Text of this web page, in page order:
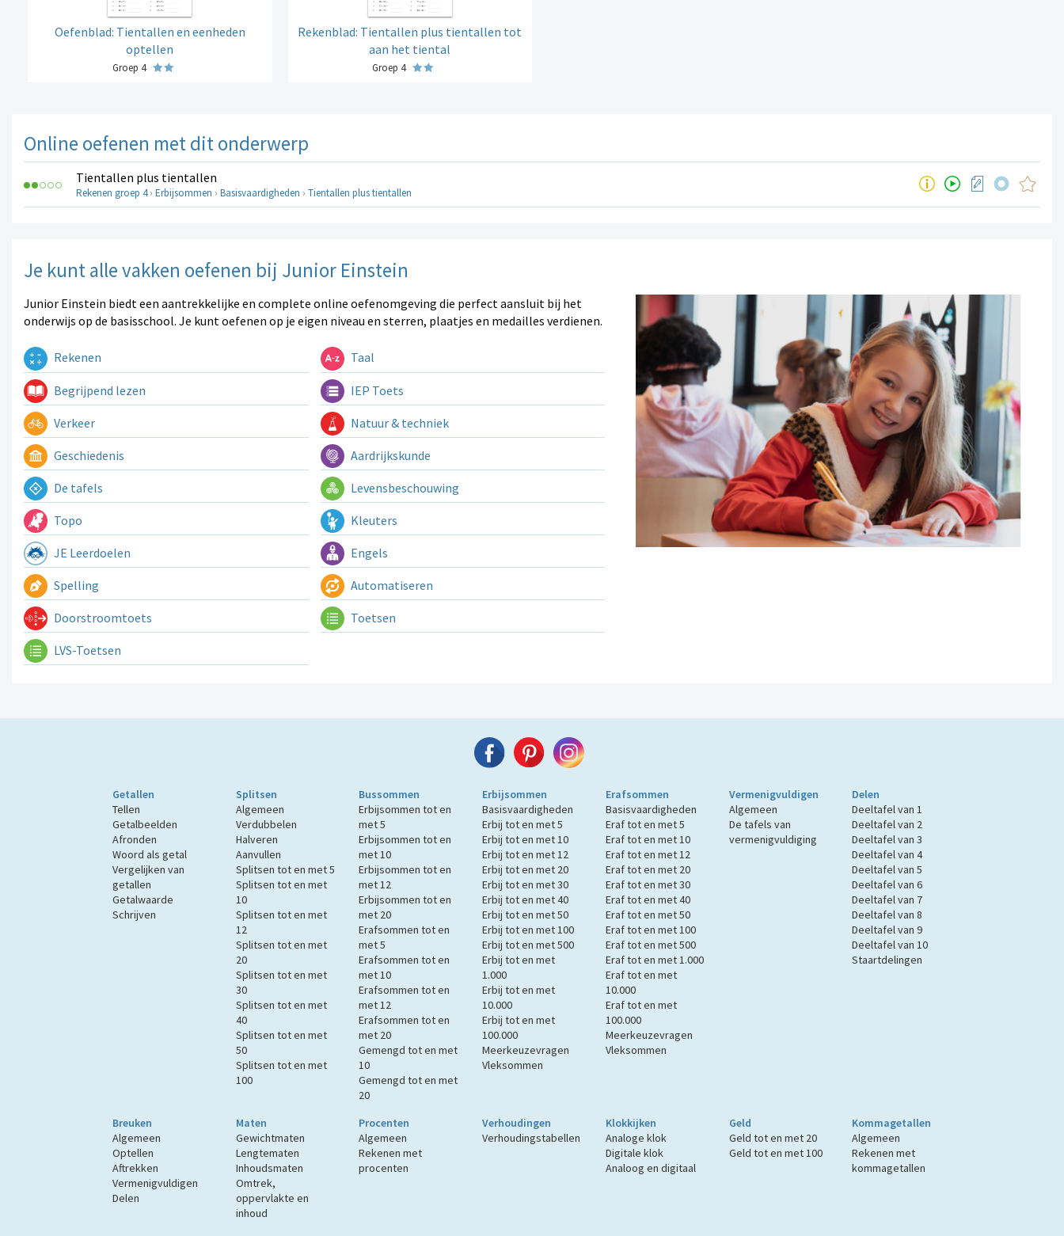
Oefenblad: Tientallen en eenheden
optellen
Groep 4
Rekenblad: Tientallen plus tientallen tot
aan het tiental
Groep 4
Online oefenen met dit onderwerp
Tientallen plus tientallen
Rekenen groep 4› Erbijsommen › Basisvaardigheden › Tientallen plus tientallen
Je kunt alle vakken oefenen bij Junior Einstein
Junior Einstein biedt een aantrekkelijke en complete online oefenomgeving die perfect aansluit bij het
onderwijs op de basisschool. Je kunt oefenen op je eigen niveau en sterren, plaatjes en medailles verdienen.
Rekenen Taal
Begrijpend lezen IEP Toets
Verkeer Natuur & techniek
Geschiedenis Aardrijkskunde
De tafels Levensbeschouwing
Topo Kleuters
JE Leerdoelen Engels
Spelling Automatiseren
Doorstroomtoets Toetsen
LVS-Toetsen
Getallen
Tellen
Getalbeelden
Afronden
Woord als getal
Vergelijken van
getallen
Getalwaarde
Schrijven
Splitsen
Algemeen
Verdubbelen
Halveren
Aanvullen
Splitsen tot en met 5
Splitsen tot en met
10
Splitsen tot en met
12
Splitsen tot en met
20
Splitsen tot en met
30
Splitsen tot en met
40
Splitsen tot en met
50
Splitsen tot en met
100
Bussommen
Erbijsommen tot en
met 5
Erbijsommen tot en
met 10
Erbijsommen tot en
met 12
Erbijsommen tot en
met 20
Erafsommen tot en
met 5
Erafsommen tot en
met 10
Erafsommen tot en
met 12
Erafsommen tot en
met 20
Gemengd tot en met
10
Gemengd tot en met
20
Erbijsommen
Basisvaardigheden
Erbij tot en met 5
Erbij tot en met 10
Erbij tot en met 12
Erbij tot en met 20
Erbij tot en met 30
Erbij tot en met 40
Erbij tot en met 50
Erbij tot en met 100
Erbij tot en met 500
Erbij tot en met
1.000
Erbij tot en met
10.000
Erbij tot en met
100.000
Meerkeuzevragen
Vleksommen
Erafsommen
Basisvaardigheden
Eraf tot en met 5
Eraf tot en met 10
Eraf tot en met 12
Eraf tot en met 20
Eraf tot en met 30
Eraf tot en met 40
Eraf tot en met 50
Eraf tot en met 100
Eraf tot en met 500
Eraf tot en met 1.000
Eraf tot en met
10.000
Eraf tot en met
100.000
Meerkeuzevragen
Vleksommen
Vermenigvuldigen
Algemeen
De tafels van
vermenigvuldiging
Delen
Deeltafel van 1
Deeltafel van 2
Deeltafel van 3
Deeltafel van 4
Deeltafel van 5
Deeltafel van 6
Deeltafel van 7
Deeltafel van 8
Deeltafel van 9
Deeltafel van 10
Staartdelingen
Breuken
Algemeen
Optellen
Aftrekken
Vermenigvuldigen
Delen
Maten
Gewichtmaten
Lengtematen
Inhoudsmaten
Omtrek,
oppervlakte en
inhoud
Procenten
Algemeen
Rekenen met
procenten
Verhoudingen
Verhoudingstabellen
Klokkijken
Analoge klok
Digitale klok
Analoog en digitaal
Geld
Geld tot en met 20
Geld tot en met 100
Kommagetallen
Algemeen
Rekenen met
kommagetallen